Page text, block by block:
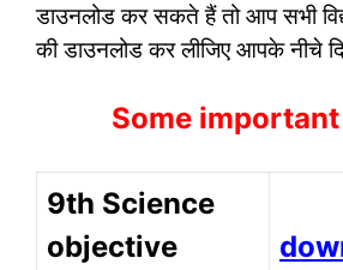
डाउनलोड कर सकते हैं तो आप सभी
की डाउनलोड कर लीजिए आपके नीचे
Some
9th Science
objective